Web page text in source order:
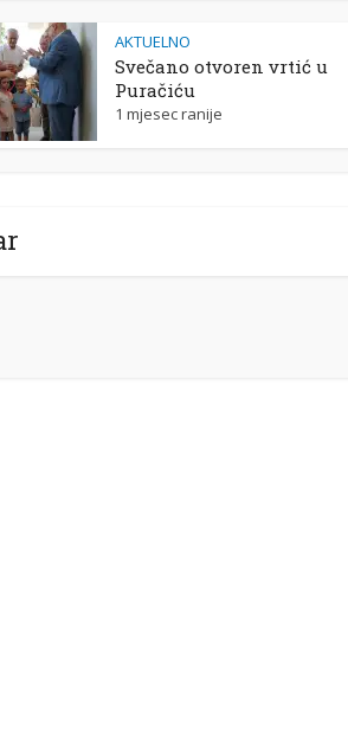
AKTUELNO
Svečano otvoren vrtić u
Puračiću
1 mjesec ranije